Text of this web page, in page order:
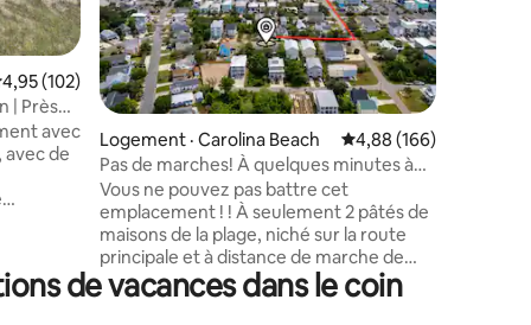
moyenne de 4,95 sur 5, 102 commentaires
4,95 (102)
| Près
avec
avec de
et
Logement · Carolina Beach Note moyenne de
4,88 (166)
Pas de marches! À quelques minutes à
pied de la plage et animaux acceptés
Vous ne pouvez pas battre cet
emplacement ! ! À seulement 2 pâtés de
maisons de la plage, niché sur la route
principale et à distance de marche de
plusieurs restaurants. La promenade/
centre-ville de CB est à moins de 5
de vacances dans le coin